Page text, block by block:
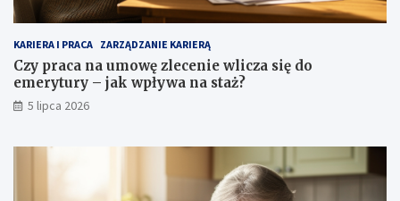
KARIERA I PRACA ZARZĄDZANIE KARIERĄ
Czy praca na umowę zlecenie wlicza się do
emerytury – jak wpływa na staż?
5 lipca 2026